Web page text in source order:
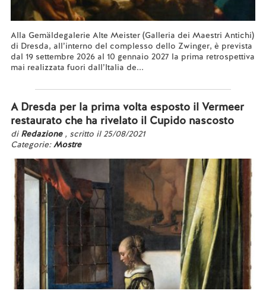
Alla Gemäldegalerie Alte Meister (Galleria dei Maestri Antichi)
di Dresda, all’interno del complesso dello Zwinger, è prevista
dal 19 settembre 2026 al 10 gennaio 2027 la prima retrospettiva
mai realizzata fuori dall’Italia de...
A Dresda per la prima volta esposto il Vermeer
restaurato che ha rivelato il Cupido nascosto
di Redazione , scritto il 25/08/2021
Categorie:Mostre